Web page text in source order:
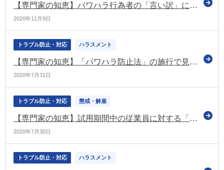
【専門家の知恵】パワハラ行為者の「言い訳」に人事担当者や経営者が巻き込まれないために
2020年11月9日
トラブル防止・対応 ハラスメント
【専門家の知恵】「パワハラ防止法」の施行で見落としがちなポイント
2020年7月31日
トラブル防止・対応 懲戒・解雇
【専門家の知恵】試用期間中の従業員に対する「試用延長」や「解雇」は可能かが絡む場合に、企業と専門家が連携してとるべき対策
2020年7月30日
トラブル防止・対応 ハラスメント